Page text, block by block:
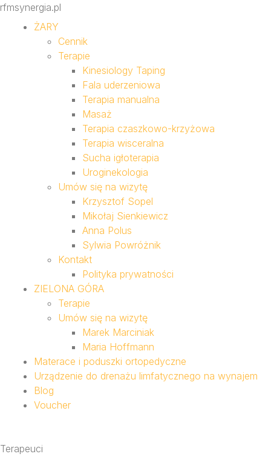
rfmsynergia.pl
ŻARY
Cennik
Terapie
Kinesiology Taping
Fala uderzeniowa
Terapia manualna
Masaż
Terapia czaszkowo-krzyżowa
Terapia wisceralna
Sucha igłoterapia
Uroginekologia
Umów się na wizytę
Krzysztof Sopel
Mikołaj Sienkiewicz
Anna Polus
Sylwia Powróżnik
Kontakt
Polityka prywatności
ZIELONA GÓRA
Terapie
Umów się na wizytę
Marek Marciniak
Maria Hoffmann
Materace i poduszki ortopedyczne
Urządzenie do drenażu limfatycznego na wynajem
Blog
Voucher
Terapeuci